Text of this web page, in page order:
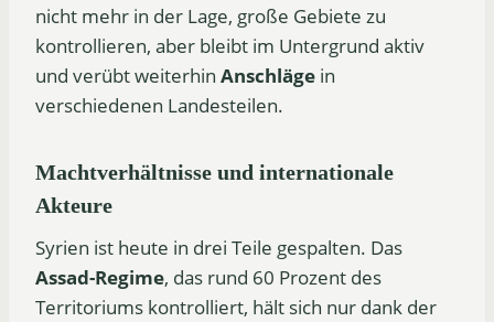
nicht mehr in der Lage, große Gebiete zu
kontrollieren, aber bleibt im Untergrund aktiv
und verübt weiterhin Anschläge in
verschiedenen Landesteilen.
Machtverhältnisse und internationale
Akteure
Syrien ist heute in drei Teile gespalten. Das
Assad-Regime, das rund 60 Prozent des
Territoriums kontrolliert, hält sich nur dank der